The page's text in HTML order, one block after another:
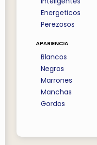
Energeticos
Perezosos
apariencia
Blancos
Negros
Marrones
Manchas
Gordos